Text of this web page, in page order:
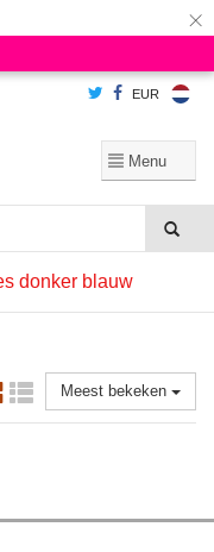
×
EUR
donker blauw
Meest bekeken
Is dat akkoord?
Ja